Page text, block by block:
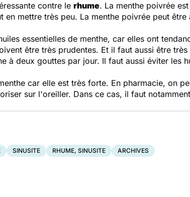
contre le rhume. La menthe poivrée
mettre très peu. La menthe poivrée peut
essentielles de menthe, car elles ont
être très prudentes. Et il faut aussi être
à deux gouttes par jour. Il faut aussi éviter les
car elle est très forte. En pharmacie, on
sur l'oreiller. Dans ce cas, il faut
SINUSITE RHUME, SINUSITE ARCHIVES